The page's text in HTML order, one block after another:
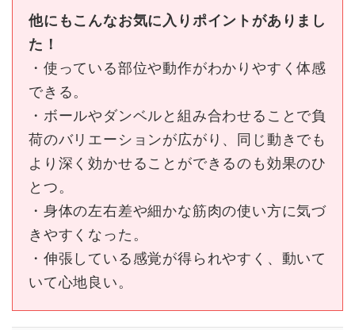
他にもこんなお気に入りポイントがありまし
た！
・使っている部位や動作がわかりやすく体感
できる。
・ボールやダンベルと組み合わせることで負
荷のバリエーションが広がり、同じ動きでも
より深く効かせることができるのも効果のひ
とつ。
・身体の左右差や細かな筋肉の使い方に気づ
きやすくなった。
・伸張している感覚が得られやすく、動いて
いて心地良い。